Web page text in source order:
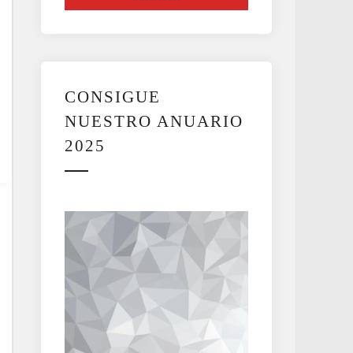
CONSIGUE
NUESTRO ANUARIO
2025